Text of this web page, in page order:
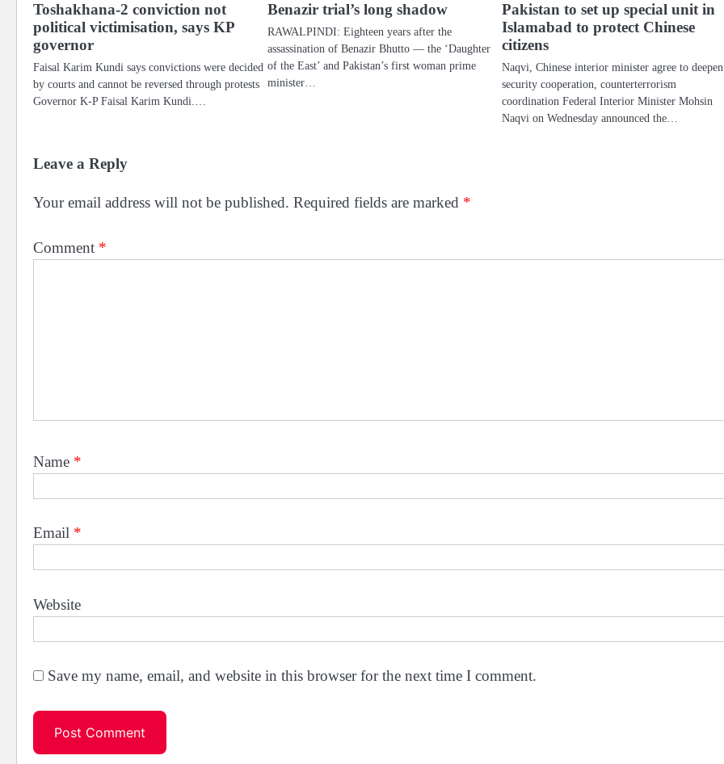
Toshakhana-2 conviction not
political victimisation, says KP
governor
Faisal Karim Kundi says convictions were decided
by courts and cannot be reversed through protests
Governor K-P Faisal Karim Kundi.…
Benazir trial’s long shadow
RAWALPINDI: Eighteen years after the
assassination of Benazir Bhutto — the ‘Daughter
of the East’ and Pakistan’s first woman prime
minister…
Pakistan to set up special unit in
Islamabad to protect Chinese
citizens
Naqvi, Chinese interior minister agree to deepen
security cooperation, counterterrorism
coordination Federal Interior Minister Mohsin
Naqvi on Wednesday announced the…
Leave a Reply
Your email address will not be published. Required fields are marked *
Comment *
Name *
Email *
Website
Save my name, email, and website in this browser for the next time I comment.